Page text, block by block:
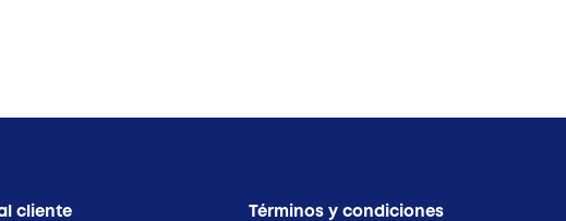
cliente Términos y condiciones